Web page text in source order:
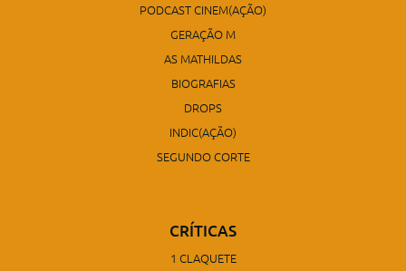
PODCAST CINEM(AÇÃO)
GERAÇÃO M
AS MATHILDAS
BIOGRAFIAS
DROPS
INDIC(AÇÃO)
SEGUNDO CORTE
CRÍTICAS
1 CLAQUETE